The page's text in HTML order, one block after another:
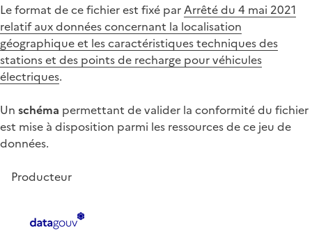
Le format de ce fichier est fixé parArrêté du 4 mai 2021
relatif aux données concernant la localisation
géographique et les caractéristiques techniques des
stations et des points de recharge pour véhicules
électriques.
Un schéma permettant de valider la conformité du fichier
est mise à disposition parmi les ressources de ce jeu de
données.
Producteur